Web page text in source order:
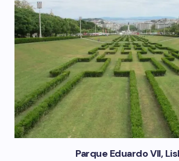
Parque Eduardo VII,